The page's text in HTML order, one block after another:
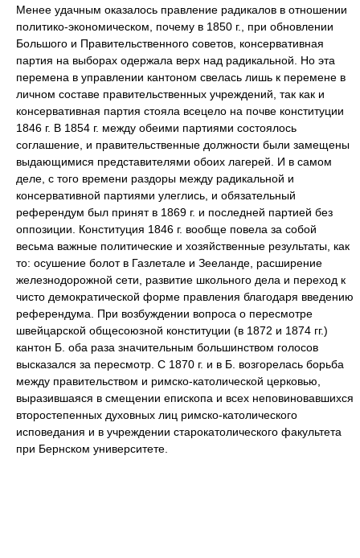
Менее удачным оказалось правление радикалов в отношении
политико-экономическом, почему в 1850 г., при обновлении
Большого и Правительственного советов, консервативная
партия на выборах одержала верх над радикальной. Но эта
перемена в управлении кантоном свелась лишь к перемене в
личном составе правительственных учреждений, так как и
консервативная партия стояла всецело на почве конституции
1846 г. В 1854 г. между обеими партиями состоялось
соглашение, и правительственные должности были замещены
выдающимися представителями обоих лагерей. И в самом
деле, с того времени раздоры между радикальной и
консервативной партиями улеглись, и обязательный
референдум был принят в 1869 г. и последней партией без
оппозиции. Конституция 1846 г. вообще повела за собой
весьма важные политические и хозяйственные результаты, как
то: осушение болот в Газлетале и Зееланде, расширение
железнодорожной сети, развитие школьного дела и переход к
чисто демократической форме правления благодаря введению
референдума. При возбуждении вопроса о пересмотре
швейцарской общесоюзной конституции (в 1872 и 1874 гг.)
кантон Б. оба раза значительным большинством голосов
высказался за пересмотр. С 1870 г. и в Б. возгорелась борьба
между правительством и римско-католической церковью,
выразившаяся в смещении епископа и всех неповиновавшихся
второстепенных духовных лиц римско-католического
исповедания и в учреждении старокатолического факультета
при Бернском университете.